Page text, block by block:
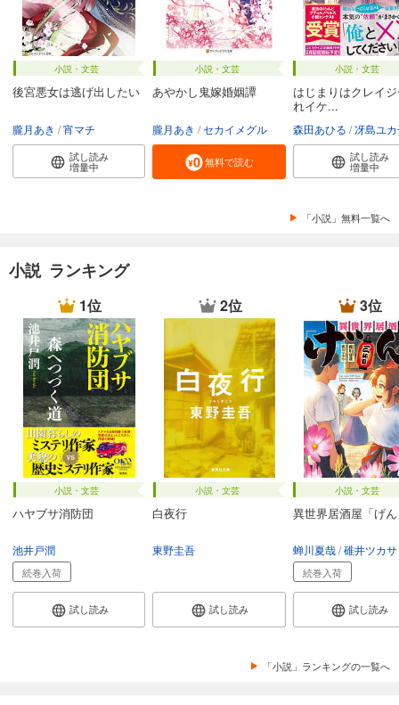
小説・文芸
後宮悪女は逃げ出したい
朧月あき 宵マチ
試し読み
増量中
小説・文芸
あやかし鬼嫁婚姻譚
朧月あき セカイメグル
無料で読む
小説・文芸
はじまりはクレイ
れイケ...
森田あひる 冴島ユ
試し読み
増量中
「小説」無料一覧へ
小説 ランキング
1位
小説・文芸
ハヤブサ消防団
池井戸潤
続巻入荷
試し読み
2位
小説・文芸
白夜行
東野圭吾
試し読み
3位
小説・文芸
異世界居酒屋「げ
蝉川夏哉 碓井ツカサ
続巻入荷
試し読み
「小説」ランキングの一覧へ